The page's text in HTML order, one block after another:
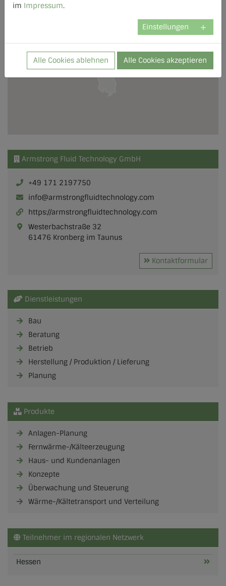
Armstrong Fluid Technology GmbH
+49 171 2197750
info@armstrongfluidtechnology.com
https://armstrongfluidtechnology.com
Westerbachstraße 32
61476 Kronberg im Taunus
Kontaktformular
Dienstleistungen
Bau
Beratung
Betrieb
Herstellung / Produktion / Lieferung
Planung
Produkte
Anlagen-Planung
Fernwärme-/Kälteerzeugung
Haus- und Kundenanlagen
Konzepte
Überwachung und Steuerung
Wärme-/Kältetransport und Verteilung
Teilnehmer im regionalen Netzwerk
Hessen
im Impressum.
Einstellungen
Alle Cookies ablehnen Alle Cookies akzeptieren